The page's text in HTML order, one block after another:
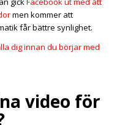
men kommer att
får bättre synlighet.
dig innan du börjar med
video för